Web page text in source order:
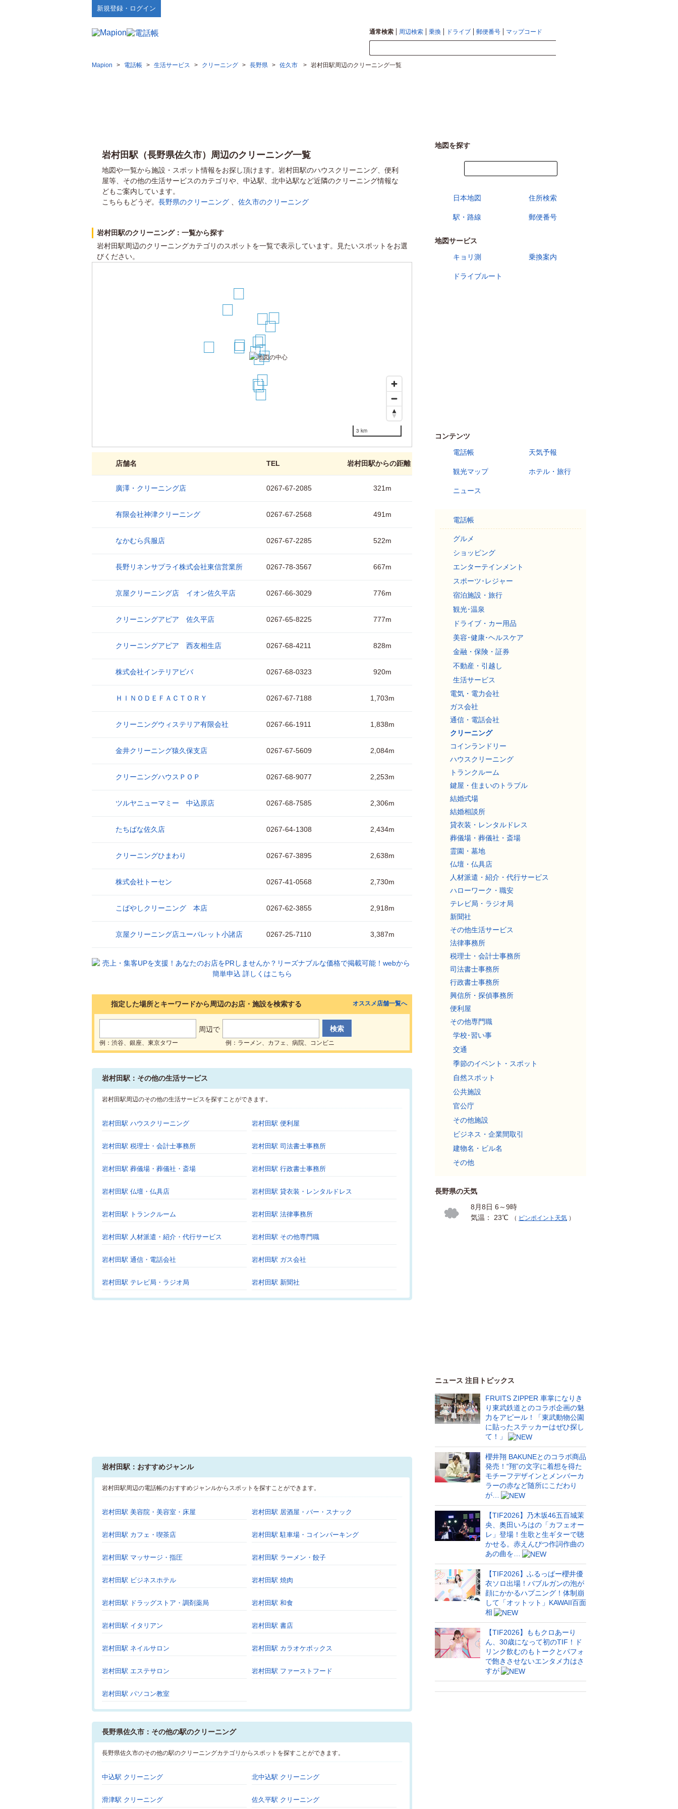
新規登録・ログイン
通常検索 周辺検索 乗換 ドライブ 郵便番号 マップコード
Mapion > 電話帳 > 生活サービス > クリーニング > 長野県 > 佐久市 > 岩村田駅周辺のクリーニング一覧
岩村田駅（長野県佐久市）周辺のクリーニング一覧
地図や一覧から施設・スポット情報をお探し頂けます。岩村田駅のハウスクリーニング、便利
屋等、その他の生活サービスのカテゴリや、中込駅、北中込駅など近隣のクリーニング情報な
どもご案内しています。
こちらもどうぞ。 長野県のクリーニング 佐久市のクリーニング
岩村田駅のクリーニング：一覧から探す
岩村田駅周辺のクリーニングカテゴリのスポットを一覧で表示しています。見たいスポットをお選
びください。
1
2
3
4
5
6
78
9
10
11
13
14
17
3 km
店舗名 TEL 岩村田駅からの距離
廣澤・クリーニング店 0267-67-2085 321m
有限会社神津クリーニング 0267-67-2568 491m
なかむら呉服店 0267-67-2285 522m
長野リネンサプライ株式会社東信営業所 0267-78-3567 667m
京屋クリーニング店 イオン佐久平店 0267-66-3029 776m
クリーニングアピア 佐久平店 0267-65-8225 777m
クリーニングアピア 西友相生店 0267-68-4211 828m
株式会社インテリアビバ 0267-68-0323 920m
ＨＩＮＯＤＥＦＡＣＴＯＲＹ 0267-67-7188 1,703m
クリーニングウィステリア有限会社 0267-66-1911 1,838m
金井クリーニング猿久保支店 0267-67-5609 2,084m
クリーニングハウスＰＯＰ 0267-68-9077 2,253m
ツルヤニューマミー 中込原店 0267-68-7585 2,306m
たちばな佐久店 0267-64-1308 2,434m
クリーニングひまわり 0267-67-3895 2,638m
株式会社トーセン 0267-41-0568 2,730m
こばやしクリーニング 本店 0267-62-3855 2,918m
京屋クリーニング店ユーパレット小諸店 0267-25-7110 3,387m
指定した場所とキーワードから周辺のお店・施設を検索する
周辺で
例：渋谷、銀座、東京タワー 例：ラーメン、カフェ、病院、コンビニ
オススメ店舗一覧へ
岩村田駅：その他の生活サービス
岩村田駅周辺のその他の生活サービスを探すことができます。
岩村田駅 ハウスクリーニング 岩村田駅 便利屋
岩村田駅 税理士・会計士事務所 岩村田駅 司法書士事務所
岩村田駅 葬儀場・葬儀社・斎場 岩村田駅 行政書士事務所
岩村田駅 仏壇・仏具店 岩村田駅 貸衣装・レンタルドレス
岩村田駅 トランクルーム 岩村田駅 法律事務所
岩村田駅 人材派遣・紹介・代行サービス 岩村田駅 その他専門職
岩村田駅 通信・電話会社 岩村田駅 ガス会社
岩村田駅 テレビ局・ラジオ局 岩村田駅 新聞社
岩村田駅：おすすめジャンル
岩村田駅周辺の電話帳のおすすめジャンルからスポットを探すことができます。
岩村田駅 美容院・美容室・床屋 岩村田駅 居酒屋・バー・スナック
岩村田駅 カフェ・喫茶店 岩村田駅 駐車場・コインパーキング
岩村田駅 マッサージ・指圧 岩村田駅 ラーメン・餃子
岩村田駅 ビジネスホテル 岩村田駅 焼肉
岩村田駅 ドラッグストア・調剤薬局 岩村田駅 和食
岩村田駅 イタリアン 岩村田駅 書店
岩村田駅 ネイルサロン 岩村田駅 カラオケボックス
岩村田駅 エステサロン 岩村田駅 ファーストフード
岩村田駅 パソコン教室
長野県佐久市：その他の駅のクリーニング
長野県佐久市のその他の駅のクリーニングカテゴリからスポットを探すことができます。
中込駅 クリーニング 北中込駅 クリーニング
滑津駅 クリーニング 佐久平駅 クリーニング
地図を探す
日本地図 住所検索
駅・路線 郵便番号
地図サービス
キョリ測
乗換案内
ドライブルート
コンテンツ
電話帳
天気予報
観光マップ ホテル・旅行
ニュース
電話帳
グルメ
ショッピング
エンターテインメント
スポーツ･レジャー
宿泊施設・旅行
観光･温泉
ドライブ・カー用品
美容･健康･ヘルスケア
金融・保険・証券
不動産・引越し
生活サービス
電気・電力会社
ガス会社
通信・電話会社
クリーニング
コインランドリー
ハウスクリーニング
トランクルーム
鍵屋・住まいのトラブル
結婚式場
結婚相談所
貸衣装・レンタルドレス
葬儀場・葬儀社・斎場
霊園・墓地
仏壇・仏具店
人材派遣・紹介・代行サービス
ハローワーク・職安
テレビ局・ラジオ局
新聞社
その他生活サービス
法律事務所
税理士・会計士事務所
司法書士事務所
行政書士事務所
興信所・探偵事務所
便利屋
その他専門職
学校･習い事
交通
季節のイベント・スポット
自然スポット
公共施設
官公庁
その他施設
ビジネス・企業間取引
建物名・ビル名
その他
長野県の天気
8月8日 6～9時
気温： 23℃
（ ピンポイント天気 ）
ニュース 注目トピックス
FRUITS ZIPPER 車掌になりき
り東武鉄道とのコラボ企画の魅
力をアピール！「東武動物公園
に貼ったステッカーはぜひ探し
て！」
櫻井翔 BAKUNEとのコラボ商品
発売！“翔”の文字に着想を得た
モチーフデザインとメンバーカ
ラーの赤など随所にこだわり
が…
【TIF2026】乃木坂46五百城茉
央、奥田いろはの「カフェオー
レ」登場！生歌と生ギターで聴
かせる。赤えんぴつ作詞作曲の
あの曲を…
【TIF2026】ふるっぱー櫻井優
衣ソロ出場！バブルガンの泡が
顔にかかるハプニング！体制崩
して「オットット」KAWAII百面
相
【TIF2026】ももクロあーり
ん、30歳になって初のTIF！ド
リンク飲むのもトークとパフォ
で飽きさせないエンタメ力はさ
すが